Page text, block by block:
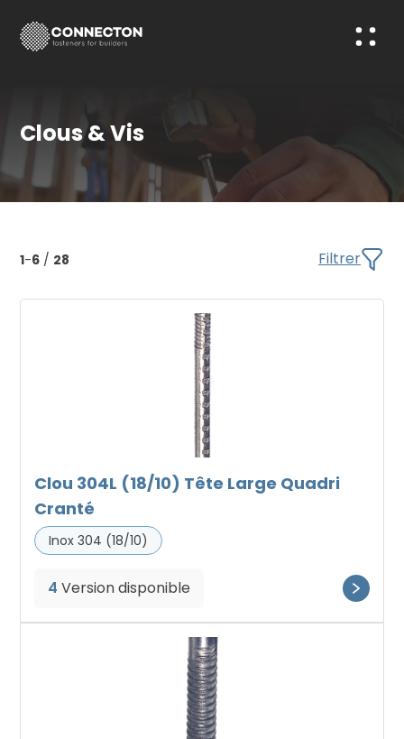
Clous & Vis
1-6 / 28 Filtrer
Clou 304L (18/10) Tête Large Quadri
Cranté
Inox 304 (18/10)
4 Version disponible